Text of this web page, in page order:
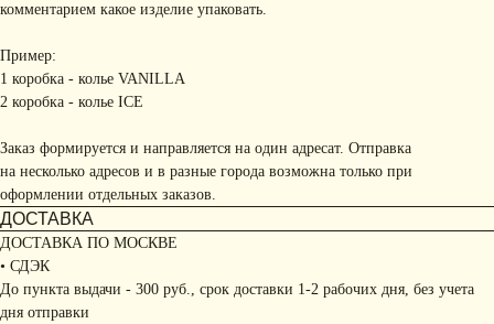
комментарием какое изделие упаковать.
Пример:
1 коробка - колье VANILLA
2 коробка - колье ICE
Заказ формируется и направляется на один адресат. Отправка
на несколько адресов и в разные города возможна только при
оформлении отдельных заказов.
ДОСТАВКА
ДОСТАВКА ПО МОСКВЕ
• СДЭК
До пункта выдачи - 300 руб., срок доставки 1-2 рабочих дня, без учета
дня отправки